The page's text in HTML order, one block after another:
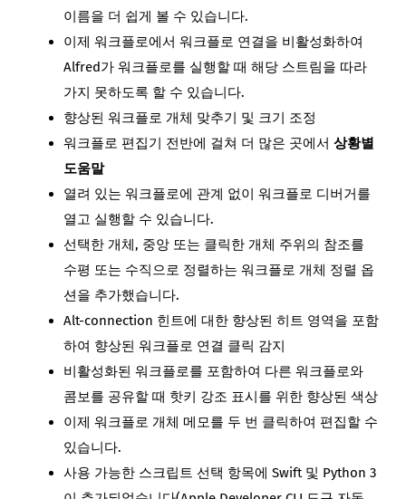
이름을 더 쉽게 볼 수 있습니다.
이제 워크플로에서 워크플로 연결을 비활성화하여
Alfred가 워크플로를 실행할 때 해당 스트림을 따라
가지 못하도록 할 수 있습니다.
향상된 워크플로 개체 맞추기 및 크기 조정
워크플로 편집기 전반에 걸쳐 더 많은 곳에서 상황별
도움말
열려 있는 워크플로에 관계 없이 워크플로 디버거를
열고 실행할 수 있습니다.
선택한 개체, 중앙 또는 클릭한 개체 주위의 참조를
수평 또는 수직으로 정렬하는 워크플로 개체 정렬 옵
션을 추가했습니다.
Alt-connection 힌트에 대한 향상된 히트 영역을 포함
하여 향상된 워크플로 연결 클릭 감지
비활성화된 워크플로를 포함하여 다른 워크플로와
콤보를 공유할 때 핫키 강조 표시를 위한 향상된 색상
이제 워크플로 개체 메모를 두 번 클릭하여 편집할 수
있습니다.
사용 가능한 스크립트 선택 항목에 Swift 및 Python 3